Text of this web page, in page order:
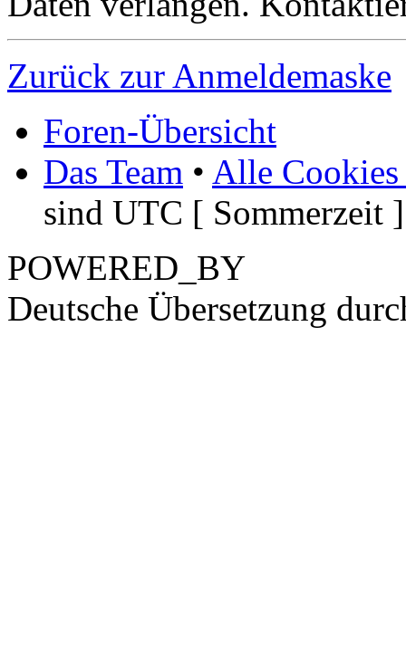
Zurück zur Anmeldemaske
Foren-Übersicht
Das Team • Alle Cookies
sind UTC [ Sommerzeit ]
POWERED_BY
Deutsche Übersetzung